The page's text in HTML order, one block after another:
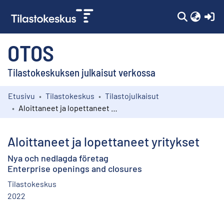
OTOS
Tilastokeskuksen julkaisut verkossa
Kokoelmat
Etusivu Tilastokeskus
Tilastojulkaisut
Aloittaneet ja lopettaneet yritykset
Nya och nedlagda företag
Enterprise openings and closures
Tilastokeskus
2022